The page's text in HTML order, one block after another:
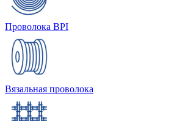
Проволока BPI
Вязальная проволока